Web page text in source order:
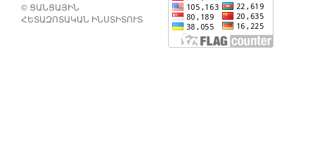
© ՑԱՆՑԱՅԻՆ
ՀԵՏԱԶՈՏԱԿԱՆ ԻՆՍՏԻՏՈՒՏ